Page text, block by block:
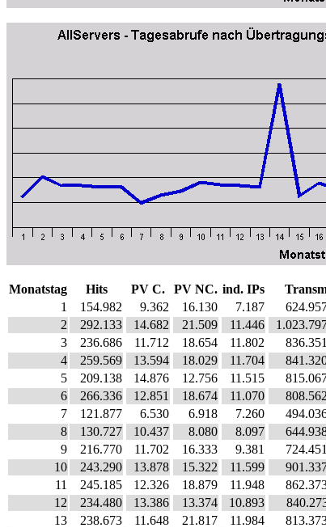
Monatstag
Hits
1
154.982
2
292.133
3
236.686
4
259.569
5
209.138
6
266.336
7
121.877
8
130.727
9
216.770
10
243.290
11
245.185
12
234.480
13
238.673
PV C.
9.362
14.682
11.712
13.594
14.876
12.851
6.530
10.437
11.702
13.878
12.326
13.386
11.648
PV NC.
16.130
21.509
18.654
18.029
12.756
18.674
6.918
8.080
16.333
15.322
18.879
13.374
21.817
ind. IPs
7.187
11.446
11.802
11.704
11.515
11.070
7.260
8.097
9.381
11.599
11.948
10.893
11.984